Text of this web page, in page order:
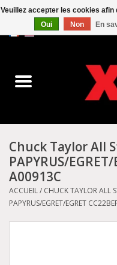
Converse
Kickers
Birkenstock
Vans
Chuck Taylor All
PAPYRUS/
A00913C
ACCUEIL/ CHUCK TAYLOR ALL
PAPYRUS/EGRET/EGRET
Veuillez accepter les cookies
Oui
Non En